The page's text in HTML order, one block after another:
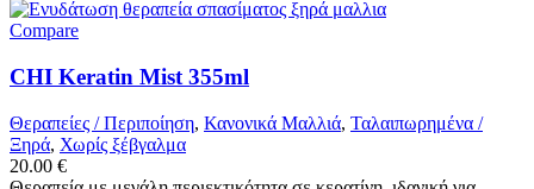
Compare
CHI Keratin Mist 355ml
Θεραπείες / Περιποίηση, Κανονικά Μαλλιά, Ταλαιπωρημένα /
Ξηρά, Χωρίς ξέβγαλμα
20.00 €